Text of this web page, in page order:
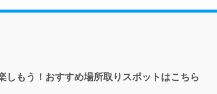
しもう！おすすめ場所取りスポットはこちら